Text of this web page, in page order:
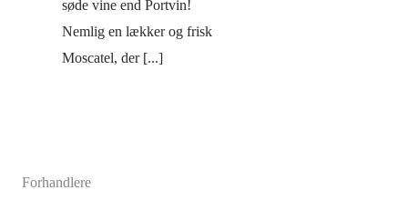
søde vine end Portvin!
Nemlig en lækker og frisk
Moscatel, der [...]
Forhandlere